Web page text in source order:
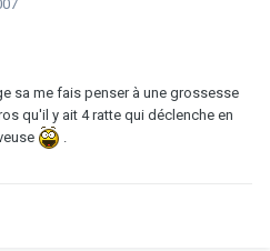
sa me fais penser à une grossesse
qu'il y ait 4 ratte qui déclenche en